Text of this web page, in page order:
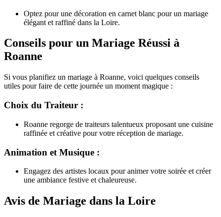
Optez pour une décoration en carnet blanc pour un mariage
élégant et raffiné dans la Loire.
Conseils pour un Mariage Réussi à
Roanne
Si vous planifiez un mariage à Roanne, voici quelques conseils
utiles pour faire de cette journée un moment magique :
Choix du Traiteur :
Roanne regorge de traiteurs talentueux proposant une cuisine
raffinée et créative pour votre réception de mariage.
Animation et Musique :
Engagez des artistes locaux pour animer votre soirée et créer
une ambiance festive et chaleureuse.
Avis de Mariage dans la Loire